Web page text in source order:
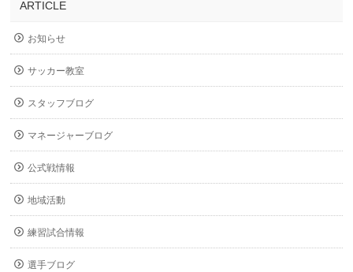
ARTICLE
お知らせ
サッカー教室
スタッフブログ
マネージャーブログ
公式戦情報
地域活動
練習試合情報
選手ブログ